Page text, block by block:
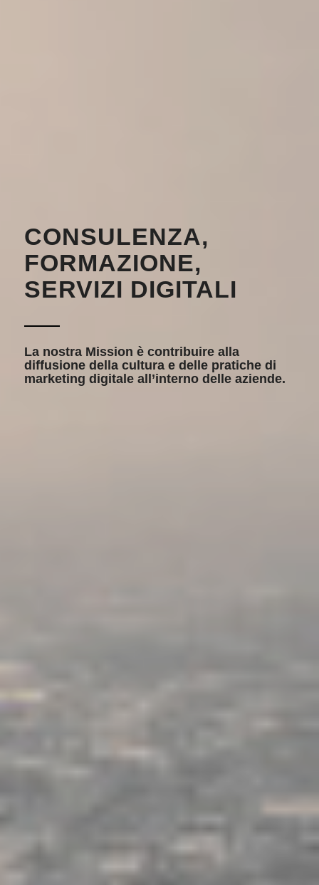
CONSULENZA,
FORMAZIONE,
SERVIZI DIGITALI
La nostra Mission è contribuire alla
diffusione della cultura e delle pratiche di
marketing digitale all’interno delle aziende.